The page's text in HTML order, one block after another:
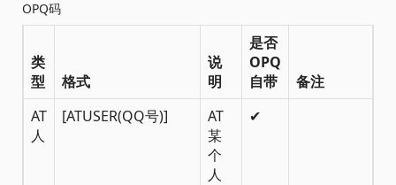
OPQ码
类
型
格式
说
明
是否
OPQ
自带
备注
AT
人
[ATUSER(QQ号)]
AT
某
个
人
✔